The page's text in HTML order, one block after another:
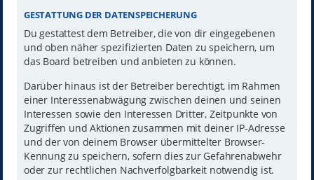
GESTATTUNG DER DATENSPEICHERUNG
Du gestattest dem Betreiber, die von dir eingegebenen
und oben näher spezifizierten Daten zu speichern, um
das Board betreiben und anbieten zu können.
Darüber hinaus ist der Betreiber berechtigt, im Rahmen
einer Interessenabwägung zwischen deinen und seinen
Interessen sowie den Interessen Dritter, Zeitpunkte von
Zugriffen und Aktionen zusammen mit deiner IP-Adresse
und der von deinem Browser übermittelter Browser-
Kennung zu speichern, sofern dies zur Gefahrenabwehr
oder zur rechtlichen Nachverfolgbarkeit notwendig ist.